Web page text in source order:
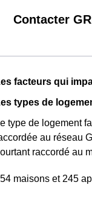
Contacter
facteurs qui
types de
type de logement
au réseau
raccordé au
maisons et 245